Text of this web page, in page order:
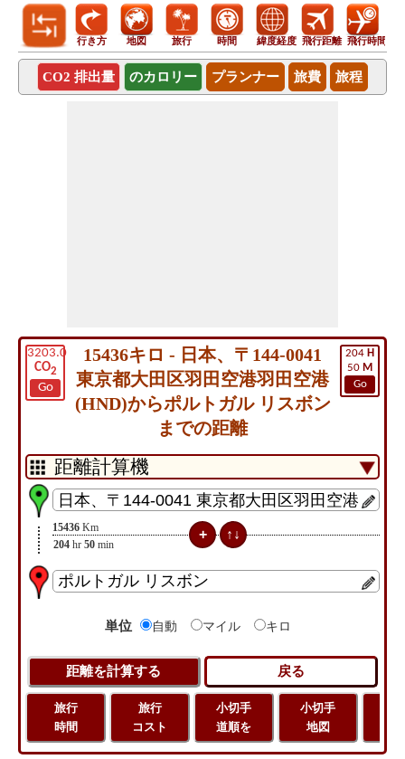
行き方 地図 旅行 時間 緯度経度 飛行距離 飛行時間
CO2 排出量 のカロリー プランナー 旅費 旅程
3203.0
CO2
Go
204 H
50 M
Go
15436キロ - 日本、〒144-0041
東京都大田区羽田空港羽田空港
(HND)からポルトガル リスボン
までの距離
15436 Km
204 hr 50 min
単位 自動 マイル キロ
旅行
時間
旅行
コスト
小切手
道順を
小切手
地図